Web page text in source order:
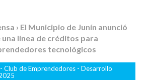
› El Municipio de Junín anunció
línea de créditos para
tecnológicos
- Club de Emprendedores - Desarrollo